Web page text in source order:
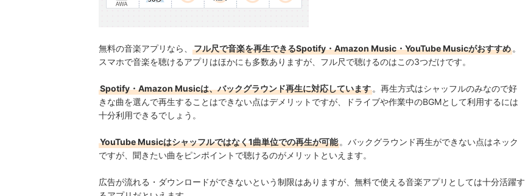
無料の音楽アプリなら、 フル尺で音楽を再生できるSpotify・Amazon Music・YouTube Musicがおすすめ。
スマホで音楽を聴けるアプリはほかにも多数ありますが、フル尺で聴けるのはこの3つだけです。
Spotify・Amazon Musicは、バックグラウンド再生に対応しています。再生方式はシャッフルのみなので好
きな曲を選んで再生することはできない点はデメリットですが、ドライブや作業中のBGMとして利用するには
十分利用できるでしょう。
YouTube Musicはシャッフルではなく1曲単位での再生が可能。バックグラウンド再生ができない点はネック
ですが、聞きたい曲をピンポイントで聴けるのがメリットといえます。
広告が流れる・ダウンロードができないという制限はありますが、 無料で使える音楽アプリとしては十分活躍す